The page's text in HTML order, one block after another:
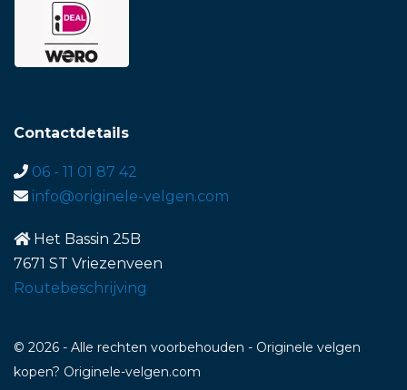
Contactdetails
06 - 11 01 87 42
info@originele-velgen.com
Het Bassin 25B
7671 ST Vriezenveen
Routebeschrijving
© 2026 - Alle rechten voorbehouden - Originele velgen
kopen? Originele-velgen.com